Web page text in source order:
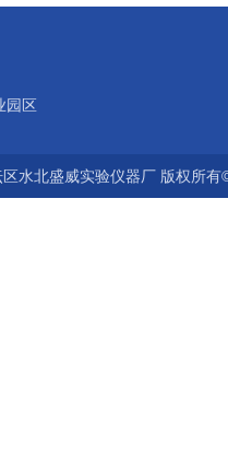
园区
区水北盛威实验仪器厂 版权所